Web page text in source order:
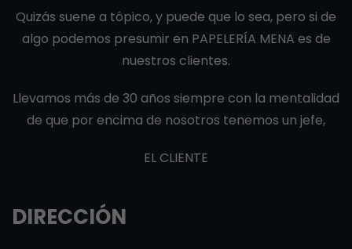
Quizás suene a tópico, y puede que lo sea, pero si de
algo podemos presumir en PAPELERÍA MENA es de
nuestros clientes.
Llevamos más de 30 años siempre con la mentalidad
de que por encima de nosotros tenemos un jefe,
EL CLIENTE
DIRECCIÓN